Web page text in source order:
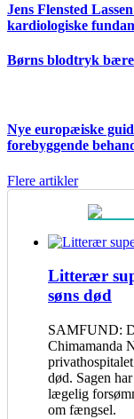
Jens Flensted
kardiologiske
Børns blodtryk
Nye europæiske
forebyggende
Flere artikler
Litterær
søns død
SAMFUND:
Chimamanda
død. Sagen
lægelig
om fængsel.